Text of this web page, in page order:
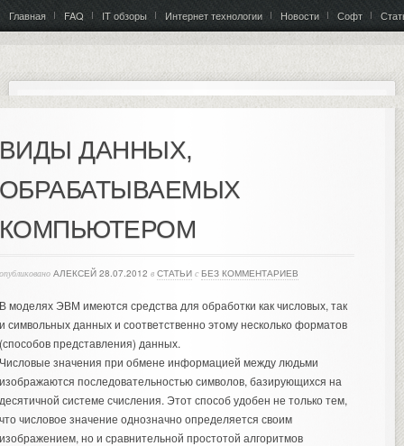
Главная FAQ IT обзоры Интернет технологии Новости Софт
ДАННЫХ,
АЛЕКСЕЙ 28.07.2012 в СТАТЬИ с БЕЗ КОММЕНТАРИЕВ
моделях ЭВМ имеются средства для обработки как числовых, так
символьных данных и соответственно этому несколько форматов
представления) данных.
значения при обмене информацией между людьми
последовательностью символов, базирующихся на
системе счисления. Этот способ удобен не только тем,
числовое значение однозначно определяется своим
но и сравнительной простотой алгоритмов